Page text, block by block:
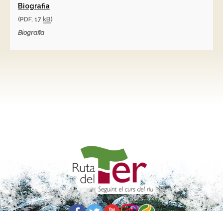
Biografia
(PDF, 17 kB)
Biografia